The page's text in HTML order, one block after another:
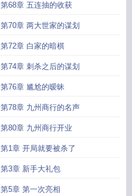
第68章 五连抽的收获
第70章 两大世家的谋划
第72章 白家的暗棋
第74章 刺杀之后的谋划
第76章 尴尬的暧昧
第78章 九州商行的名声
第80章 九州商行开业
第1章 开局就要被杀了
第3章 新手大礼包
第5章 第一次亮相